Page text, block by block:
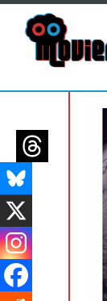
contenido